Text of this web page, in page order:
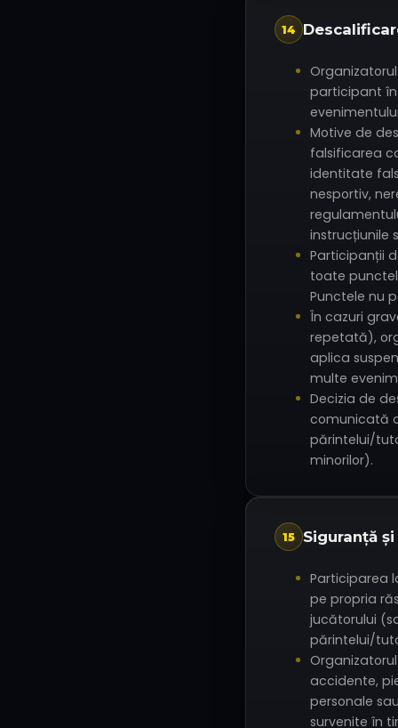
14
participant
Motive de
falsificarea
identitate
nesportiv,
instrucțiunile
Participanții
toate
Punctele nu
În cazuri
repetată),
aplica
multe
Decizia de
comunicată
părintelui/
minorilor).
15 Siguranță
Participarea
pe propria
jucătorului
părintelui/
accidente,
personale
survenite în